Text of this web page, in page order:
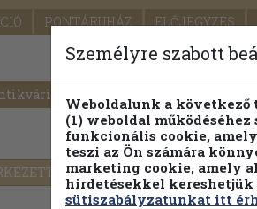
PONTÁRUHÁZ ELŐJEGYZÉS
PILLANATNYI ÁRAINK
Részletes
Személyre szabott
Weboldalunk a
(1) weboldal
funkcionális cookie,
teszi az Ön számára
marketing cookie, amely
hirdetésekkel kereshetjük
sütiszabályzatunkat itt